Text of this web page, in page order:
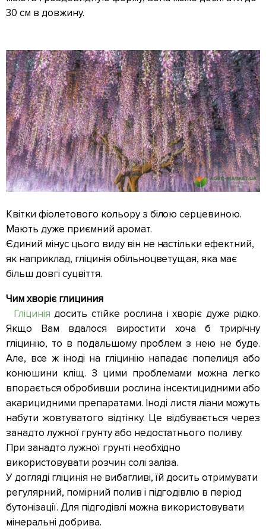
30 см в довжину.
Квітки фіолетового кольору з білою серцевиною.
Мають дуже приємний аромат.
Єдиний мінус цього виду він не настільки ефектний,
як наприклад, гліцинія обільноцветущая, яка має
більш довгі суцвіття.
Чим хворіє глициния
Гліциніядосить стійке рослина і хворіє дуже рідко.
Якщо Вам вдалося виростити хоча б трирічну
гліцинію, то в подальшому проблем з нею не буде.
Але, все ж іноді на гліцинію нападає попелиця або
конюшини кліщ. З цими проблемами можна легко
впорається обробивши рослина інсектицидними або
акарицидними препаратами. Іноді листя ліани можуть
набути жовтуватого відтінку. Це відбувається через
занадто лужної грунту або недостатнього поливу.
При занадто лужної грунті необхідно
використовувати розчин солі заліза.
У догляді гліцинія не вибагливі, їй досить отримувати
регулярний, помірний полив і підгодівлю в період
бутонізації. Для підгодівлі можна використовувати
мінеральні добрива.